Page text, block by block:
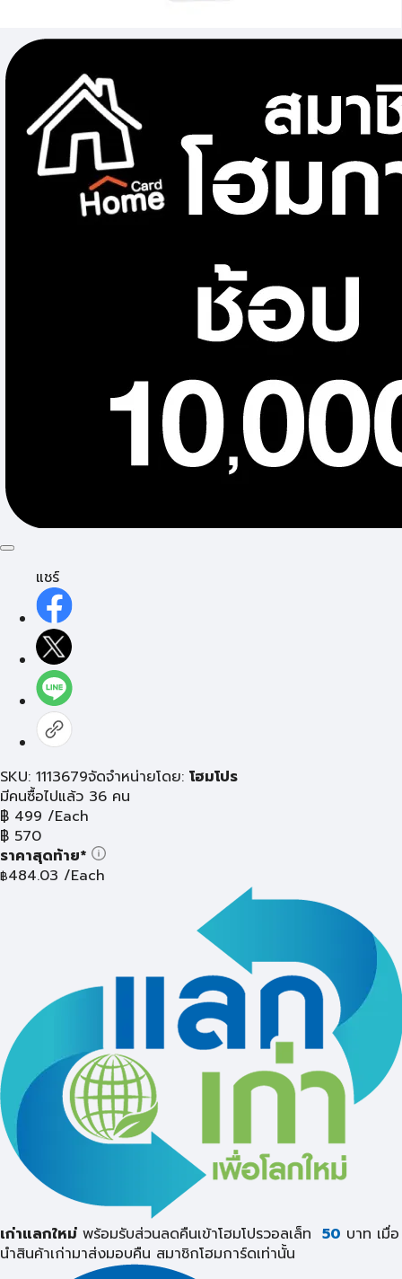
แชร์
SKU: 1113679จัดจำหน่ายโดย: โฮมโปร
มีคนซื้อไปแล้ว 36 คน
฿ 499 /Each
฿ 570
ราคาสุดท้าย*
฿484.03 /Each
เก่าแลกใหม่ พร้อมรับส่วนลดคืนเข้าโฮมโปรวอลเล็ท 50 บาท เมื่อ
นำสินค้าเก่ามาส่งมอบคืน สมาชิกโฮมการ์ดเท่านั้น